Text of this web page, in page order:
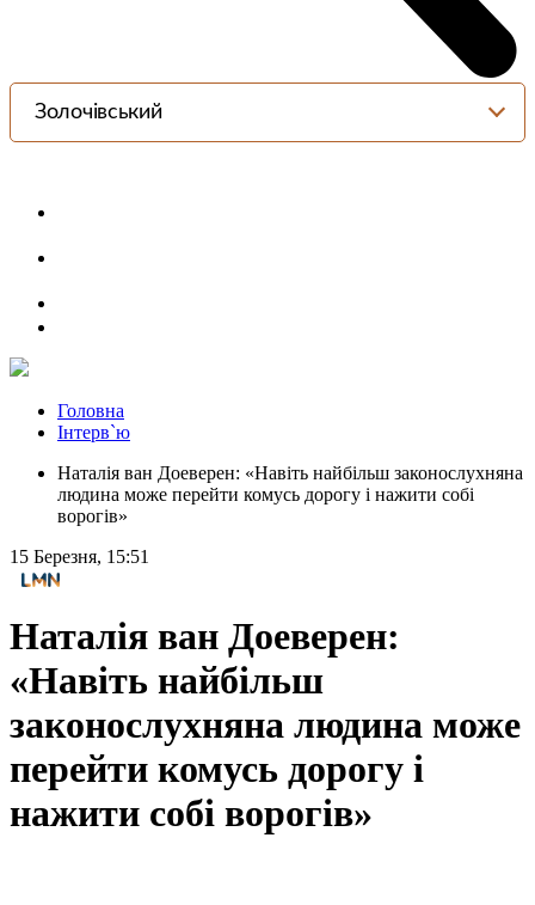
Золочівський
Головна
Інтерв`ю
Наталія ван Доеверен: «Навіть найбільш законослухняна
людина може перейти комусь дорогу і нажити собі
ворогів»
15 Березня, 15:51
Наталія ван Доеверен:
«Навіть найбільш
законослухняна людина може
перейти комусь дорогу і
нажити собі ворогів»